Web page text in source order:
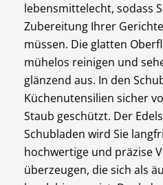
lebensmittelecht, sodass
Zubereitung Ihrer
müssen. Die glatten
mühelos reinigen und
glänzend aus. In den
Küchenutensilien sicher
Staub geschützt. Der
Schubladen wird Sie
hochwertige und präzise
überzeugen, die sich als